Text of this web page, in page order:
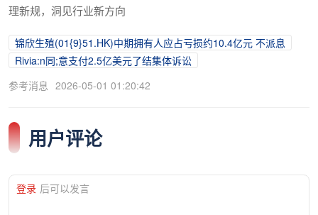
理新规，洞见行业新方向
锦欣生殖(01{9}51.HK)中期拥有人应占亏损约10.4亿元 不派息
Rivia:n同;意支付2.5亿美元了结集体诉讼
参考消息 2026-05-01 01:20:42
用户评论
登录 后可以发言